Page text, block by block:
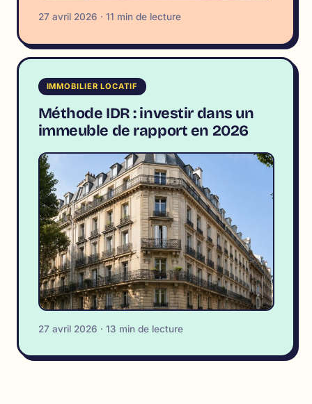
27 avril 2026 · 11 min de lecture
IMMOBILIER LOCATIF
Méthode IDR : investir dans un
immeuble de rapport en 2026
27 avril 2026 · 13 min de lecture